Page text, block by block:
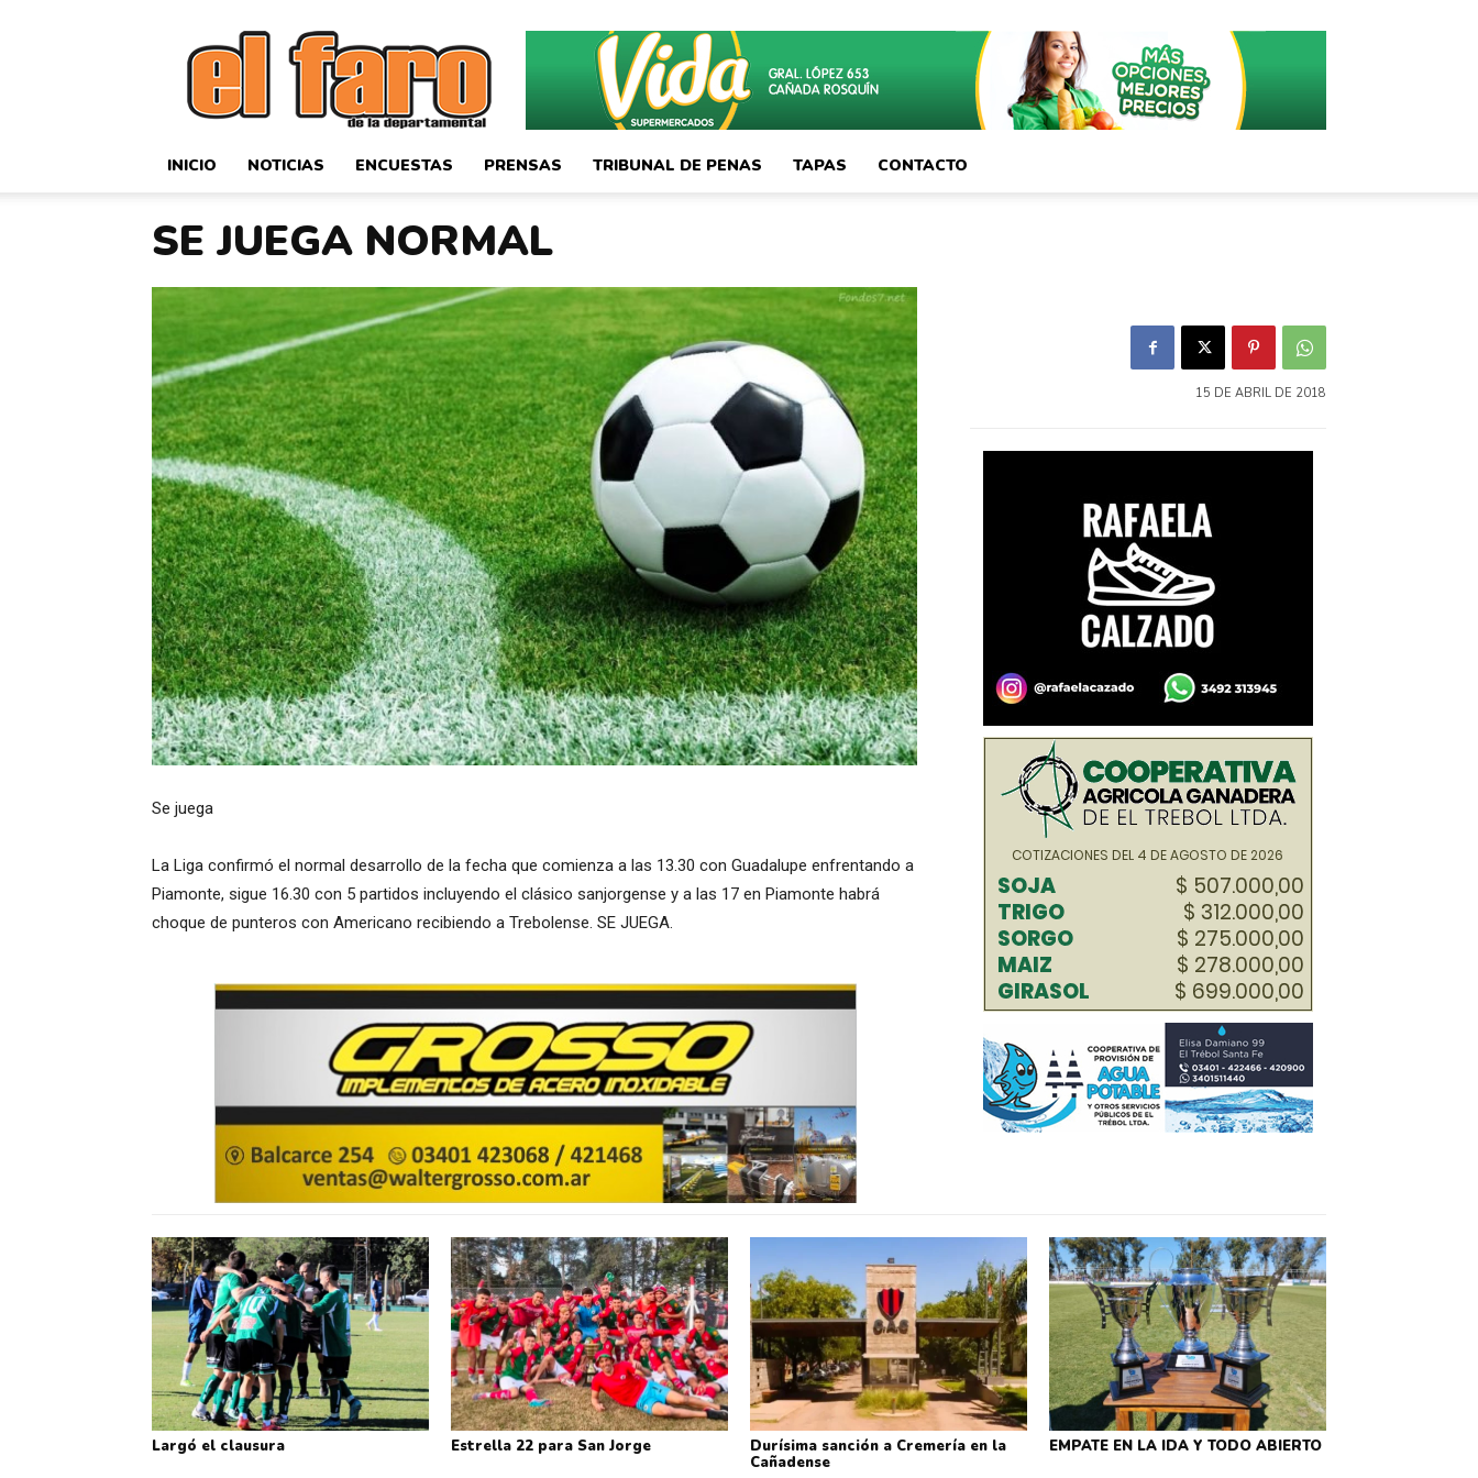
El
Faro
Deportivo
INICIO NOTICIAS ENCUESTAS PRENSAS TRIBUNAL DE PENAS TAPAS CONTACTO
SE JUEGA NORMAL
Se juega
La Liga confirmó el normal desarrollo de la fecha que comienza a las 13.30 con Guadalupe enfrentando a
Piamonte, sigue 16.30 con 5 partidos incluyendo el clásico sanjorgense y a las 17 en Piamonte habrá
choque de punteros con Americano recibiendo a Trebolense. SE JUEGA.
15 DE ABRIL DE 2018
Largó el clausura Estrella 22 para San Jorge
Durísima sanción a Cremería en la
Cañadense
EMPATE EN LA IDA Y TODO ABIERTO